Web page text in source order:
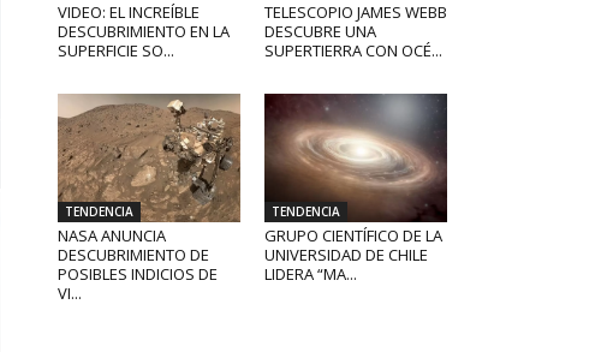
VIDEO: EL INCREÍBLE
DESCUBRIMIENTO EN LA
SUPERFICIE SO...
TELESCOPIO JAMES WEBB
DESCUBRE UNA
SUPERTIERRA CON OCÉ...
TENDENCIA
NASA ANUNCIA
DESCUBRIMIENTO DE
POSIBLES INDICIOS DE
VI...
TENDENCIA
GRUPO CIENTÍFICO DE LA
UNIVERSIDAD DE CHILE
LIDERA “MA...